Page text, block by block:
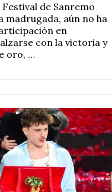
de Sanremo
madrugada, aún no ha
en
con la victoria y
oro, …